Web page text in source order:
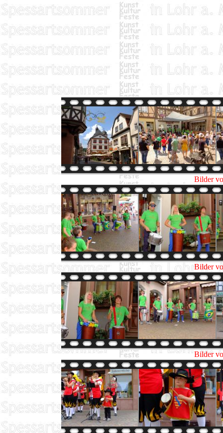
Bilder
Bilder
Bilder